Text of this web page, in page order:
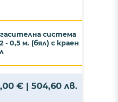
система
- 0,5 м. (бял) с краен
€ | 504,60 лв.